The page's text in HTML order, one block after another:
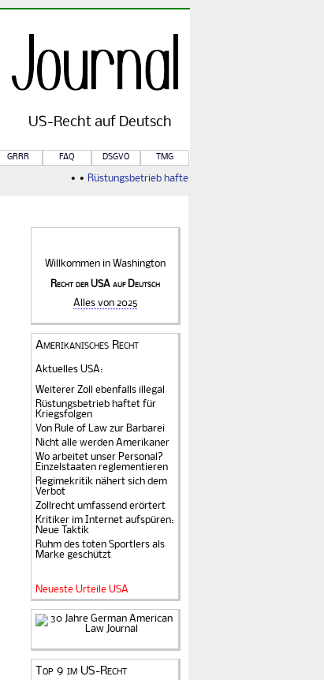
US-Rechtauf Deutsch
GRRR FAQ DSGVO TMG
• • Rüstungsbetrieb haftet für Kriegsfolgen
Willkommen in Washington
Recht der USA auf Deutsch
Alles von 2025
Amerikanisches Recht
Aktuelles USA:
Weiterer Zoll ebenfalls illegal
Rüstungsbetrieb haftet für
Kriegsfolgen
Von Rule of Law zur Barbarei
Nicht alle werden Amerikaner
Wo arbeitet unser Personal?
Einzelstaaten reglementieren
Regimekritik nähert sich dem
Verbot
Zollrecht umfassend erörtert
Kritiker im Internet aufspüren:
Neue Taktik
Ruhm des toten Sportlers als
Marke geschützt
Neueste Urteile USA
Top 9 im US-Recht